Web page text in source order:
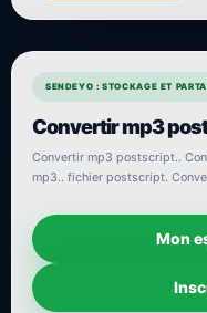
SENDEYO : STOCKAGE ET
Convertir mp3
Convertir mp3 postscript..
mp3.. fichier postscript.
Mon